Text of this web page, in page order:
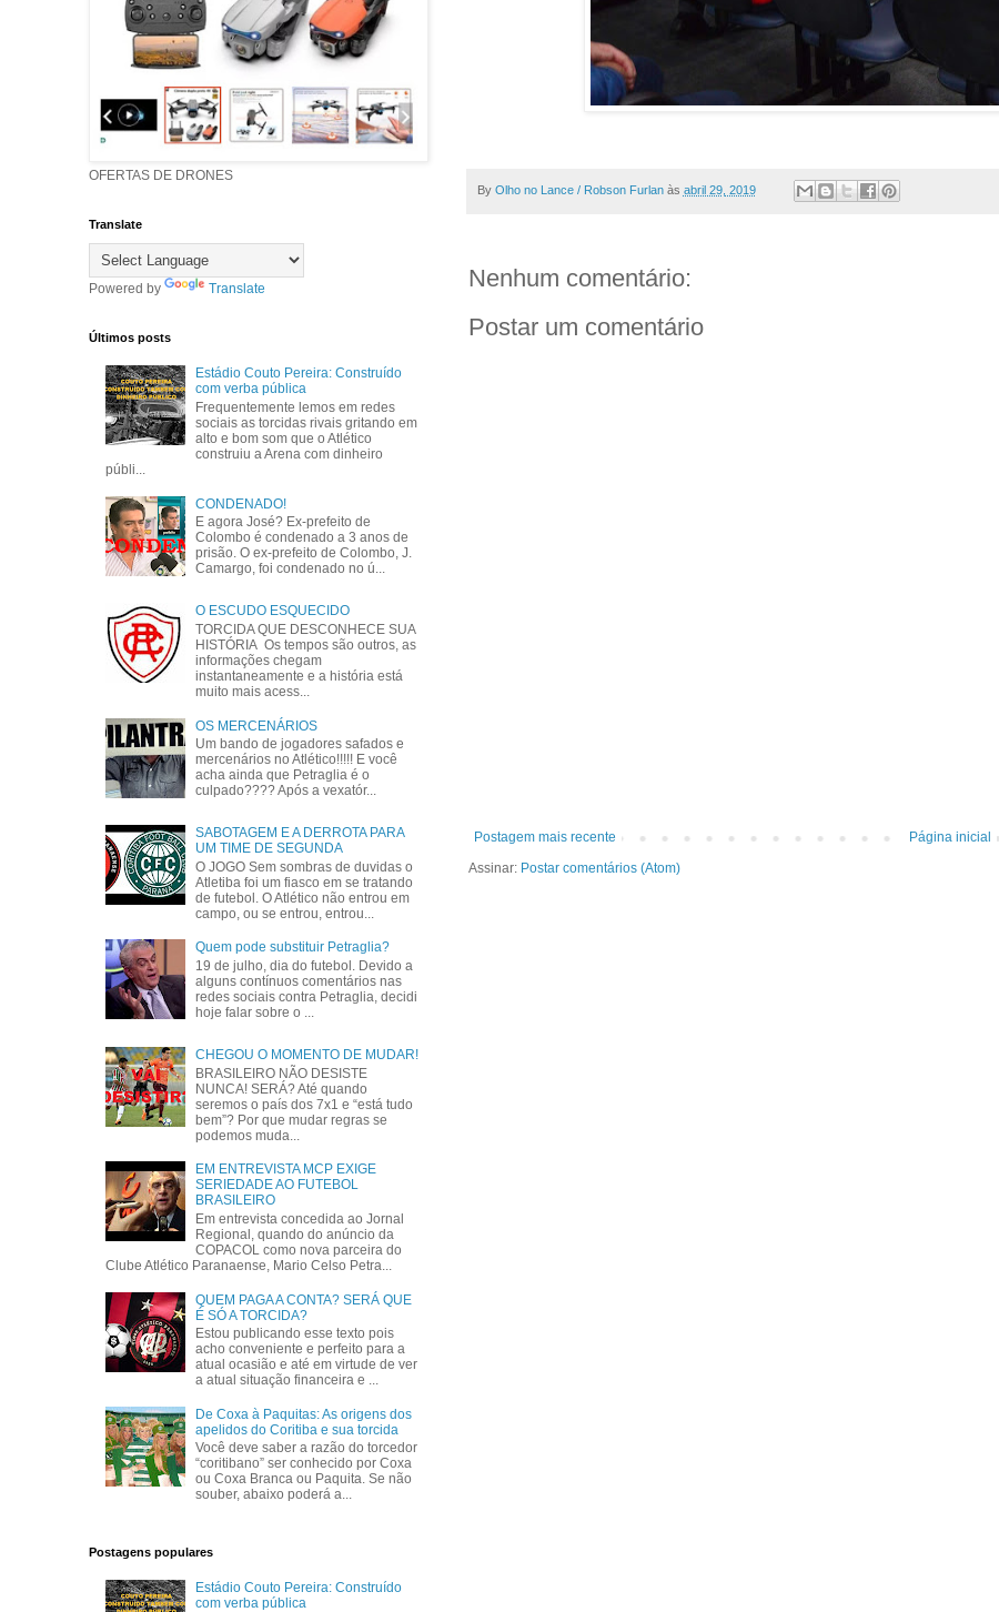
By Olho no Lance / Robson Furlan às abril 29, 2019
Nenhum comentário:
Postar um comentário
Postagem mais recente
Página inicial
Assinar: Postar comentários (Atom)
OFERTAS DE DRONES
Translate
Powered by Translate
Últimos posts
Estádio Couto Pereira: Construído
com verba pública
Frequentemente lemos em redes
sociais as torcidas rivais gritando em
alto e bom som que o Atlético
construiu a Arena com dinheiro
públi...
CONDENADO!
E agora José? Ex-prefeito de
Colombo é condenado a 3 anos de
prisão. O ex-prefeito de Colombo, J.
Camargo, foi condenado no ú...
O ESCUDO ESQUECIDO
TORCIDA QUE DESCONHECE SUA
HISTÓRIA Os tempos são outros, as
informações chegam
instantaneamente e a história está
muito mais acess...
OS MERCENÁRIOS
Um bando de jogadores safados e
mercenários no Atlético!!!!! E você
acha ainda que Petraglia é o
culpado???? Após a vexatór...
SABOTAGEM E A DERROTA PARA
UM TIME DE SEGUNDA
O JOGO Sem sombras de duvidas o
Atletiba foi um fiasco em se tratando
de futebol. O Atlético não entrou em
campo, ou se entrou, entrou...
Quem pode substituir Petraglia?
19 de julho, dia do futebol. Devido a
alguns contínuos comentários nas
redes sociais contra Petraglia, decidi
hoje falar sobre o ...
CHEGOU O MOMENTO DE MUDAR!
BRASILEIRO NÃO DESISTE
NUNCA! SERÁ? Até quando
seremos o país dos 7x1 e “está tudo
bem”? Por que mudar regras se
podemos muda...
EM ENTREVISTA MCP EXIGE
SERIEDADE AO FUTEBOL
BRASILEIRO
Em entrevista concedida ao Jornal
Regional, quando do anúncio da
COPACOL como nova parceira do
Clube Atlético Paranaense, Mario Celso Petra...
QUEM PAGA A CONTA? SERÁ QUE
É SÓ A TORCIDA?
Estou publicando esse texto pois
acho conveniente e perfeito para a
atual ocasião e até em virtude de ver
a atual situação financeira e ...
De Coxa à Paquitas: As origens dos
apelidos do Coritiba e sua torcida
Você deve saber a razão do torcedor
“coritibano” ser conhecido por Coxa
ou Coxa Branca ou Paquita. Se não
souber, abaixo poderá a...
Postagens populares
Estádio Couto Pereira: Construído
com verba pública